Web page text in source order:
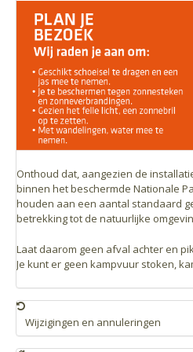
Onthoud dat, aangezien de
binnen het beschermde Nationale
houden aan een aantal standaard
betrekking tot de natuurlijke
Laat daarom geen afval achter en
Je kunt er geen kampvuur stoken,
Wijzigingen en annuleringen